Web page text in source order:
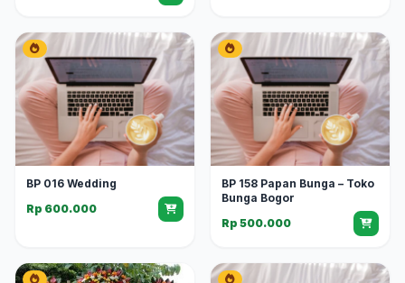
BP 016 Wedding
Rp 600.000
BP 158 Papan Bunga – Toko
Bunga Bogor
Rp 500.000